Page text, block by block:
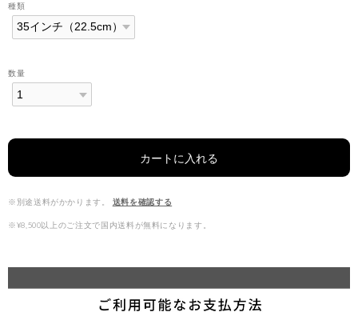
種類
数量
カートに入れる
※別途送料がかかります。 送料を確認する
※¥8,500以上のご注文で国内送料が無料になります。